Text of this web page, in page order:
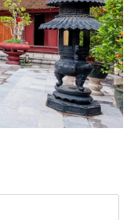
- LIỆT SĨ (27/7/1947 -
NHÂN DA CAM/DIOXIN
HÙNG LIỆT SĨ NHÂN
sinh môi trường, chỉnh